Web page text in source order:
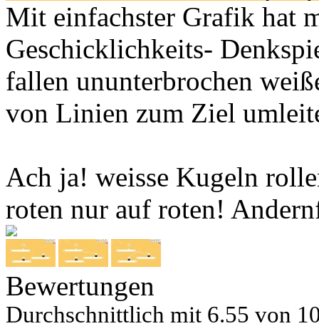
Mit einfachster Grafik hat
Geschicklichkeits-
fallen ununterbrochen
von Linien zum Ziel
Ach ja! weisse Kugeln
roten nur auf roten!
Bewertungen
Durchschnittlich mit 6.55 von